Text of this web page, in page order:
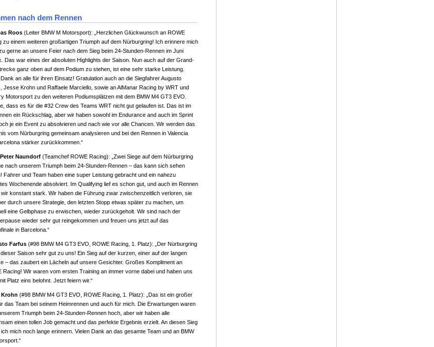
nach dem Rennen
Roos (Leiter BMW M Motorsport): „Herzlichen Glückwunsch an ROWE
zu einem weiteren großartigen Triumph auf dem Nürburgring! Ich erinnere mich
gerne an unsere Feier nach dem Sieg beim 24-Stunden-Rennen im Juni
Das war eines der absoluten Highlights der Saison. Nun auch auf der Grand-
ganz oben auf dem Podium zu stehen, ist eine sehr starke Leistung.
an alle für ihren Einsatz! Gratulation auch an die Siegfahrer Augusto
Jesse Krohn und Raffaele Marciello, sowie an AlManar Racing by WRT und
Motorsport zu den weiteren Podiumsplätzen mit dem BMW M4 GT3 EVO.
dass es für die #32 Crew des Teams WRT nicht gut gelaufen ist. Das ist im
ein Rückschlag, aber wir haben sowohl im Endurance and auch im Sprint
je ein Event zu absolvieren und nach wie vor alle Chancen. Wir werden das
vom Nürburgring gemeinsam analysieren und bei den Rennen in Valencia
stärker zurückkommen.“
Naundorf (Teamchef ROWE Racing): „Zwei Siege auf dem Nürburgring
nach unserem Triumph beim 24-Stunden-Rennen – das kann sich sehen
Fahrer und Team haben eine super Leistung gebracht und ein nahezu
Wochenende absolviert. Im Qualifying lief es schon gut, und auch im Rennen
konstant stark. Wir haben die Führung zwar zwischenzeitlich verloren, sie
durch unsere Strategie, den letzten Stopp etwas später zu machen, um
eine Gelbphase zu erwischen, wieder zurückgeholt. Wir sind nach der
wieder sehr gut reingekommen und freuen uns jetzt auf das
in Barcelona.“
Farfus (#98 BMW M4 GT3 EVO, ROWE Racing, 1. Platz): „Der Nürburgring
Saison sehr gut zu uns! Ein Sieg auf der kurzen, einer auf der langen
– das zaubert ein Lächeln auf unsere Gesichter. Großes Kompliment an
Racing! Wir waren vom ersten Training an immer vorne dabei und haben uns
Platz eins belohnt. Jetzt feiern wir.“
Krohn (#98 BMW M4 GT3 EVO, ROWE Racing, 1. Platz): „Das ist ein großer
das Team bei seinem Heimrennen und auch für mich. Die Erwartungen waren
Triumph beim 24-Stunden-Rennen hoch, aber wir haben alle
einen tollen Job gemacht und das perfekte Ergebnis erzielt. An diesen Sieg
mich noch lange erinnern. Vielen Dank an das gesamte Team und an BMW